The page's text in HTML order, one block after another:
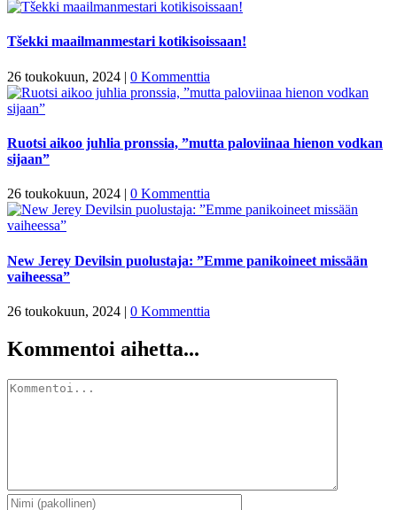
Tšekki maailmanmestari kotikisoissaan!
26 toukokuun, 2024 | 0 Kommenttia
Ruotsi aikoo juhlia pronssia, ”mutta paloviinaa hienon vodkan
sijaan”
26 toukokuun, 2024 | 0 Kommenttia
New Jerey Devilsin puolustaja: ”Emme panikoineet missään
vaiheessa”
26 toukokuun, 2024 | 0 Kommenttia
Kommentoi aihetta...
Kommentti